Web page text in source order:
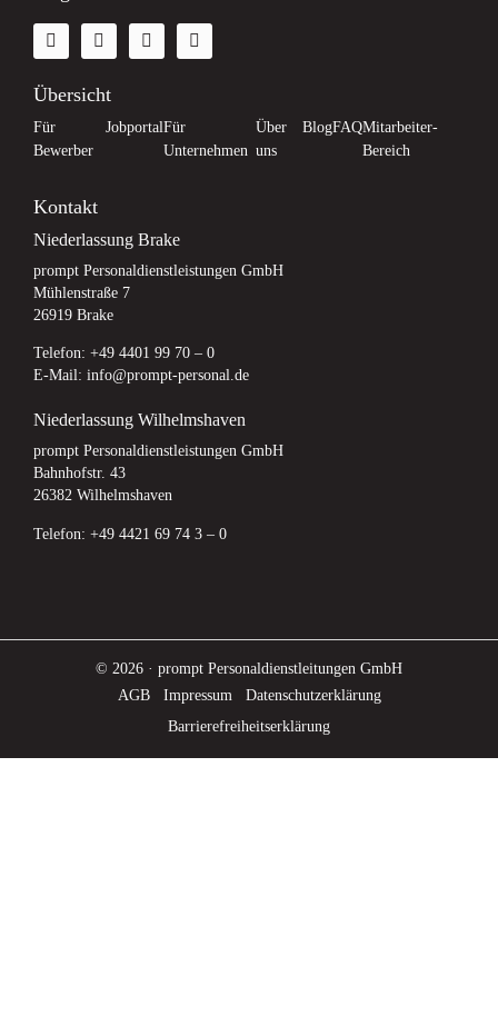
Übersicht
Für
Bewerber
JobportalFür
Unternehmen
Über
uns
BlogFAQMitarbeiter-
Bereich
Kontakt
Niederlassung Brake
prompt Personaldienstleistungen GmbH
Mühlenstraße 7
26919 Brake
Telefon: +49 4401 99 70 – 0
E-Mail: info@prompt-personal.de
Niederlassung Wilhelmshaven
prompt Personaldienstleistungen GmbH
Bahnhofstr. 43
26382 Wilhelmshaven
Telefon: +49 4421 69 74 3 – 0
© 2026 · prompt Personaldienstleitungen GmbH
AGB
Impressum
Datenschutzerklärung
Barrierefreiheitserklärung